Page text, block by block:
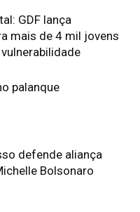
GDF lança
mais de 4 mil jovens
palanque
defende aliança
Bolsonaro